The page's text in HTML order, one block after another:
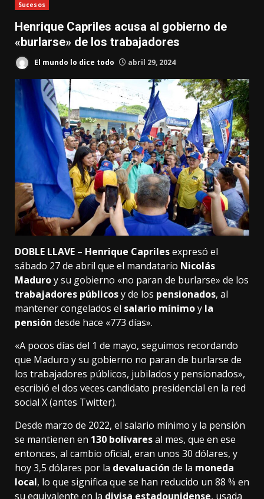
Sucesos
Henrique Capriles acusa al gobierno de
«burlarse» de los trabajadores
El mundo lo dice todo abril 29, 2024
DOBLE LLAVE – Henrique Caprilesexpresó el
sábado 27 de abril que el mandatario Nicolás
Maduroy su gobierno «no paran de burlarse» de los
trabajadores públicosy de los pensionados, al
mantener congelados el salario mínimoy la
pensión desde hace «773 días».
«A pocos días del 1 de mayo, seguimos recordando
que Maduro y su gobierno no paran de burlarse de
los trabajadores públicos, jubilados y pensionados»,
escribió el dos veces candidato presidencial en la red
social X (antes Twitter).
Desde marzo de 2022, el salario mínimo y la pensión
se mantienen en 130 bolívaresal mes, que en ese
entonces, al cambio oficial, eran unos 30 dólares, y
hoy 3,5 dólares por la devaluación de la moneda
local, lo que significa que se han reducido un 88 % en
su equivalente en la divisa estadounidense, usada